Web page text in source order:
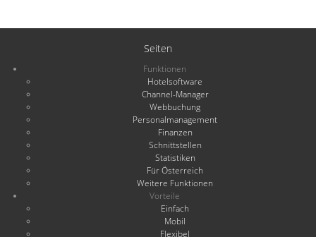
Seiten
Funktionen
Hotelsoftware
Channel-Manager
Webbuchung
Personalmanagement
Finanzen
Schnittstellen
Statistiken
Für Österreich
Weitere Funktionen
Vorteile
Einfach
Mobil
Flexibel